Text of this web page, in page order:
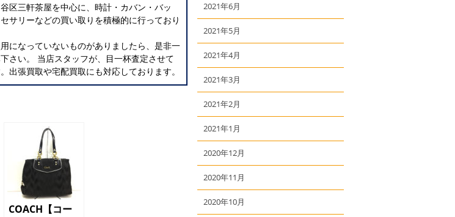
区三軒茶屋を中心に、時計・カバン・バッ
サリーなどの買い取りを積極的に行っており
になっていないものがありましたら、是非一
さい。 当店スタッフが、目一杯査定させて
出張買取や宅配買取にも対応しております。
COACH【コー
2021年6月
2021年5月
2021年4月
2021年3月
2021年2月
2021年1月
2020年12月
2020年11月
2020年10月